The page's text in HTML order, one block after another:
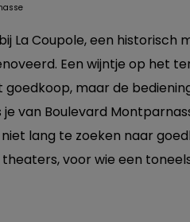
La Coupole, een
Een wijntje op het
goedkoop, maar de
van Boulevard
lang te zoeken naar
voor wie een